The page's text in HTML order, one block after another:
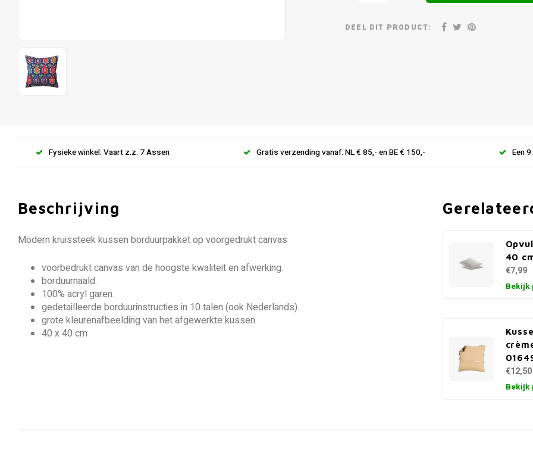
DEEL DIT PRODUCT:
Fysieke winkel: Vaart z.z. 7 Assen Gratis verzending vanaf: NL € 85,- en BE € 150,- Een
Beschrijving
Modern kruissteek kussen borduurpakket op voorgedrukt canvas
voorbedrukt canvas van de hoogste kwaliteit en afwerking.
borduurnaald.
100% acryl garen.
gedetailleerde borduurinstructies in 10 talen (ook Nederlands).
grote kleurenafbeelding van het afgewerkte kussen
40 x 40 cm
40
€7,99
Bekijk
€12,50
Bekijk